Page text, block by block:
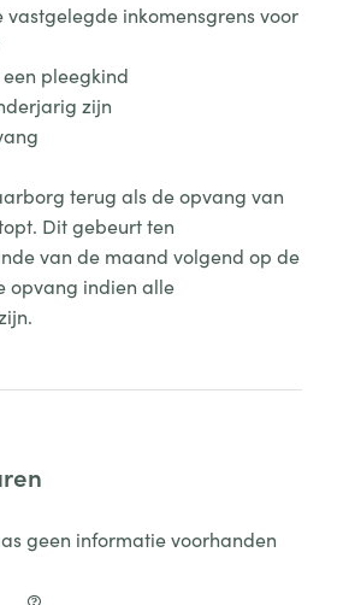
vastgelegde inkomensgrens voor
pleegkind
zijn
terug als de opvang van
Dit gebeurt ten
van de maand volgend op de
opvang indien alle
geen informatie voorhanden